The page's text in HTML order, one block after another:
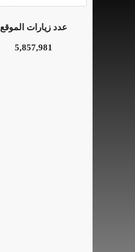
عدد زيارات الموقع
5,857,981